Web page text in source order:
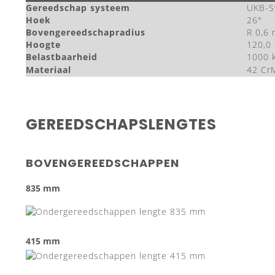
Gereedschap systeem
UKB-
Hoek
26°
Bovengereedschapradius
R 0,6
Hoogte
120,0
Belastbaarheid
1000
Materiaal
42
GEREEDSCHAPSLENGTES
BOVENGEREEDSCHAPPEN
835 mm
415 mm